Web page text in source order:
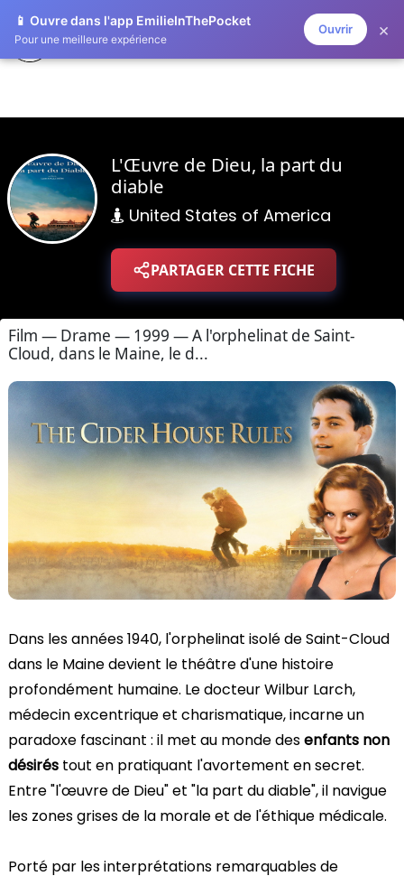
📱 Ouvre dans l'app EmilieInThePocket
Pour une meilleure expérience
Ouvrir ×
ZAPLISTOO
L'Œuvre de Dieu, la part du
diable
United States of America
PARTAGER CETTE FICHE
Film — Drame — 1999 — A l'orphelinat de Saint-
Cloud, dans le Maine, le d...
Dans les années 1940, l'orphelinat isolé de Saint-Cloud
dans le Maine devient le théâtre d'une histoire
profondément humaine. Le docteur Wilbur Larch,
médecin excentrique et charismatique, incarne un
paradoxe fascinant : il met au monde desenfants non
désirés tout en pratiquant l'avortement en secret.
Entre "l'œuvre de Dieu" et "la part du diable", il navigue
les zones grises de la morale et de l'éthique médicale.
Porté par les interprétations remarquables de